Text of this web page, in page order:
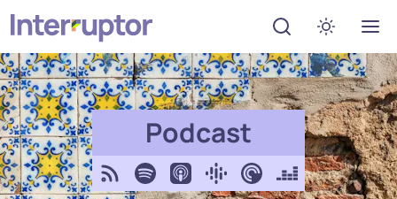
Abrir menu de
Ativar
Podcast
Feed RSS
SpotifyApple Podcasts
Google Podcasts
Pocket Casts
Deezer